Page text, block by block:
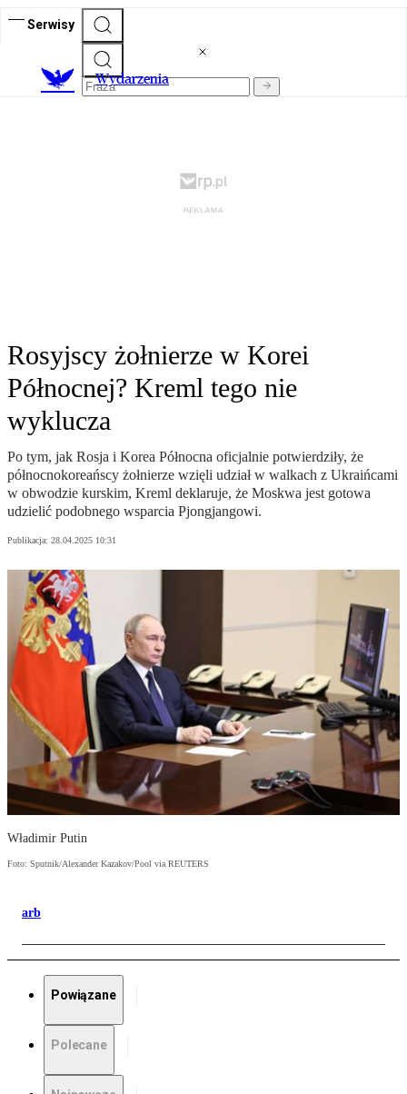
Serwisy
Wydarzenia
Rosyjscy żołnierze w Korei
Północnej? Kreml tego nie
wyklucza
Po tym, jak Rosja i Korea Północna oficjalnie potwierdziły, że
północnokoreańscy żołnierze wzięli udział w walkach z Ukraińcami
w obwodzie kurskim, Kreml deklaruje, że Moskwa jest gotowa
udzielić podobnego wsparcia Pjongjangowi.
Publikacja: 28.04.2025 10:31
Władimir Putin
Foto: Sputnik/Alexander Kazakov/Pool via REUTERS
arb
Powiązane
Polecane